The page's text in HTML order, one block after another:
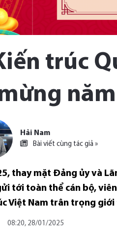
trúc
Hải Nam
Bài viết cùng tác giả »
thay mặt Đảng ủy và
tới toàn thể cán bộ,
Việt Nam trân trọng
08:20, 28/01/2025